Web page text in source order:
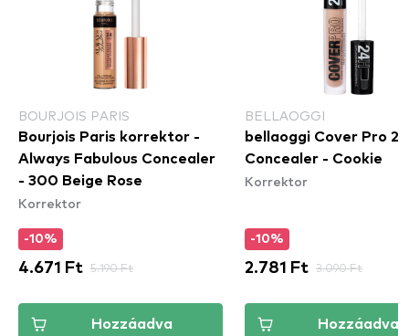
BOURJOIS PARIS
Bourjois Paris korrektor -
Always Fabulous Concealer
- 300 Beige Rose
Korrektor
-10%
4.671 Ft 5.190 Ft
Hozzáadva
BELLAOGGI
bellaoggi Cover Pro
Concealer - Cookie
Korrektor
-10%
2.781 Ft 3.090 Ft
Hozzáadva